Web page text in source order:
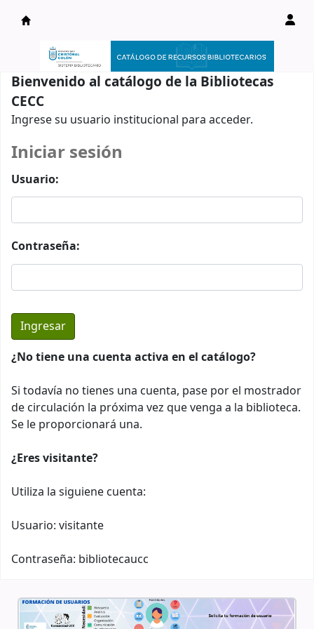
Catálogo en línea
Bienvenido al catálogo de la Bibliotecas
CECC
Ingrese su usuario institucional para acceder.
Iniciar sesión
Usuario:
Contraseña:
¿No tiene una cuenta activa en el catálogo?
Si todavía no tienes una cuenta, pase por el mostrador
de circulación la próxima vez que venga a la biblioteca.
Se le proporcionará una.
¿Eres visitante?
Utiliza la siguiene cuenta:
Usuario: visitante
Contraseña: bibliotecaucc